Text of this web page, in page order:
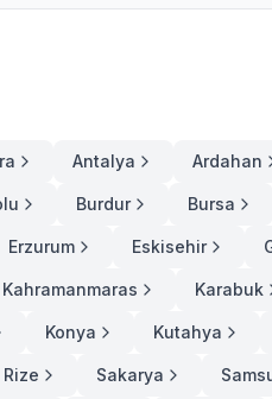
Antalya Ardahan
Burdur Bursa
Erzurum Eskisehir
Kahramanmaras Karabuk
Konya Kutahya
Rize Sakarya